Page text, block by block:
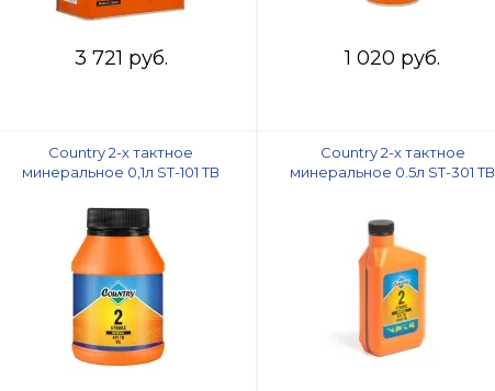
3 721 руб. 1 020 руб.
Country 2-х тактное
минеральное 0,1л ST-101 ТВ
Country 2-х тактное
минеральное 0.5л ST-301 ТВ